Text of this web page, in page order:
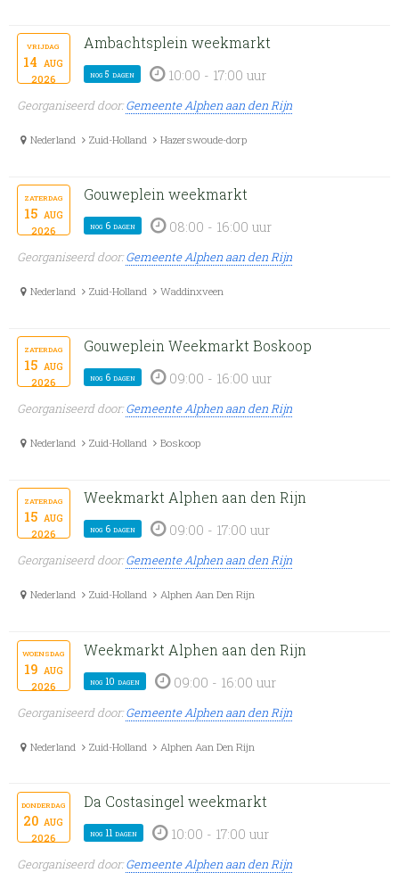
vrijdag
14 aug
2026
Ambachtsplein weekmarkt
nog 5 dagen 10:00 - 17:00 uur
Georganiseerd door:Gemeente Alphen aan den Rijn
Nederland Zuid-Holland Hazerswoude-dorp
zaterdag
15 aug
2026
Gouweplein weekmarkt
nog 6 dagen 08:00 - 16:00 uur
Georganiseerd door:Gemeente Alphen aan den Rijn
Nederland Zuid-Holland Waddinxveen
zaterdag
15 aug
2026
Gouweplein Weekmarkt Boskoop
nog 6 dagen 09:00 - 16:00 uur
Georganiseerd door:Gemeente Alphen aan den Rijn
Nederland Zuid-Holland Boskoop
zaterdag
15 aug
2026
Weekmarkt Alphen aan den Rijn
nog 6 dagen 09:00 - 17:00 uur
Georganiseerd door:Gemeente Alphen aan den Rijn
Nederland Zuid-Holland Alphen Aan Den Rijn
woensdag
19 aug
2026
Weekmarkt Alphen aan den Rijn
nog 10 dagen 09:00 - 16:00 uur
Georganiseerd door:Gemeente Alphen aan den Rijn
Nederland Zuid-Holland Alphen Aan Den Rijn
donderdag
20 aug
2026
Da Costasingel weekmarkt
nog 11 dagen 10:00 - 17:00 uur
Georganiseerd door:Gemeente Alphen aan den Rijn